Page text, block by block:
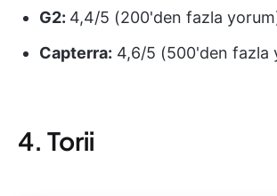
G2: 4,4/5 (200'den fazla
Capterra: 4,6/5 (500'den fazla
4. Torii